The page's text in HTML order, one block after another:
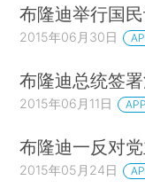
布隆迪举行国
2015年06月30日
布隆迪总统签
2015年06月11日
布隆迪一反对
2015年05月24日